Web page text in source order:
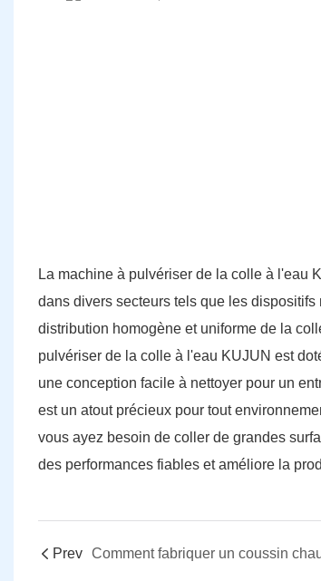
La machine à pulvériser de la colle à l'eau
dans divers secteurs tels que les
distribution homogène et uniforme de la
pulvériser de la colle à l'eau KUJUN est
une conception facile à nettoyer pour un
est un atout précieux pour tout
vous ayez besoin de coller de grandes
des performances fiables et améliore la
Prev